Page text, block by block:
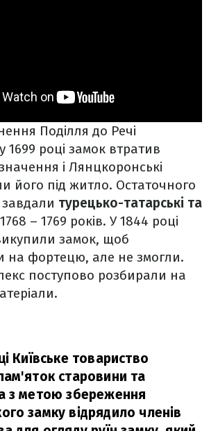
Поділля до Речі
1699 році замок втратив
і Лянцкоронські
його під житло. Остаточного
турецько-татарські та
1768 – 1769 років. У 1844 році
замок, щоб
на фортецю, але не змогли.
поступово розбирали на
Київське товариство
старовини та
з метою збереження
замку відрядило членів